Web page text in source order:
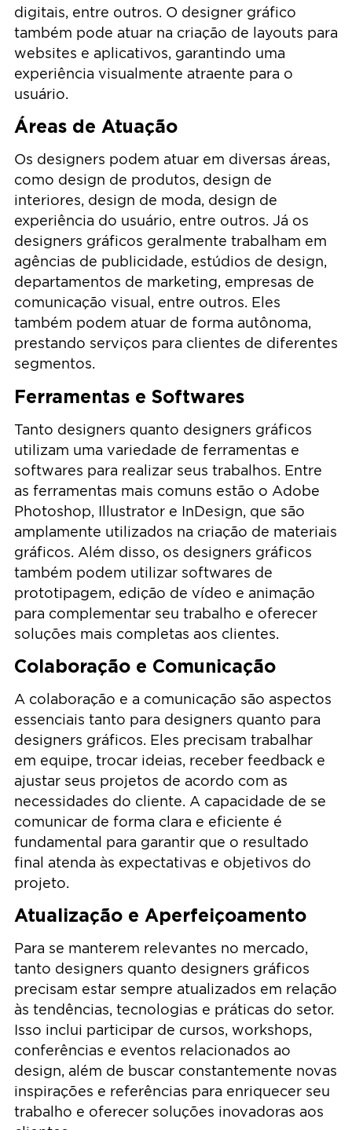
digitais, entre outros. O designer gráfico
também pode atuar na criação de layouts para
websites e aplicativos, garantindo uma
experiência visualmente atraente para o
usuário.
Áreas de Atuação
Os designers podem atuar em diversas áreas,
como design de produtos, design de
interiores, design de moda, design de
experiência do usuário, entre outros. Já os
designers gráficos geralmente trabalham em
agências de publicidade, estúdios de design,
departamentos de marketing, empresas de
comunicação visual, entre outros. Eles
também podem atuar de forma autônoma,
prestando serviços para clientes de diferentes
segmentos.
Ferramentas e Softwares
Tanto designers quanto designers gráficos
utilizam uma variedade de ferramentas e
softwares para realizar seus trabalhos. Entre
as ferramentas mais comuns estão o Adobe
Photoshop, Illustrator e InDesign, que são
amplamente utilizados na criação de materiais
gráficos. Além disso, os designers gráficos
também podem utilizar softwares de
prototipagem, edição de vídeo e animação
para complementar seu trabalho e oferecer
soluções mais completas aos clientes.
Colaboração e Comunicação
A colaboração e a comunicação são aspectos
essenciais tanto para designers quanto para
designers gráficos. Eles precisam trabalhar
em equipe, trocar ideias, receber feedback e
ajustar seus projetos de acordo com as
necessidades do cliente. A capacidade de se
comunicar de forma clara e eficiente é
fundamental para garantir que o resultado
final atenda às expectativas e objetivos do
projeto.
Atualização e Aperfeiçoamento
Para se manterem relevantes no mercado,
tanto designers quanto designers gráficos
precisam estar sempre atualizados em relação
às tendências, tecnologias e práticas do setor.
Isso inclui participar de cursos, workshops,
conferências e eventos relacionados ao
design, além de buscar constantemente novas
inspirações e referências para enriquecer seu
trabalho e oferecer soluções inovadoras aos